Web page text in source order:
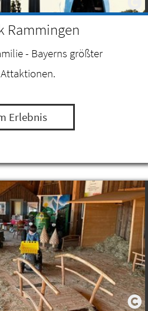
Rammingen
- Bayerns größter
Erlebnis